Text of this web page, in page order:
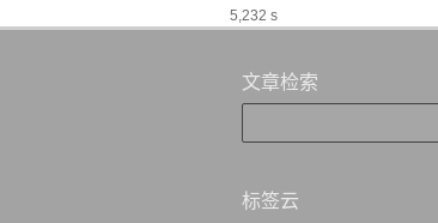
5,232 s
文章检索
标签云